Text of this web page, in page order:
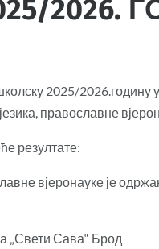
2026.
2025/2026.годину
православне
резултате:
вјеронауке је
„Свети Сава“ Брод